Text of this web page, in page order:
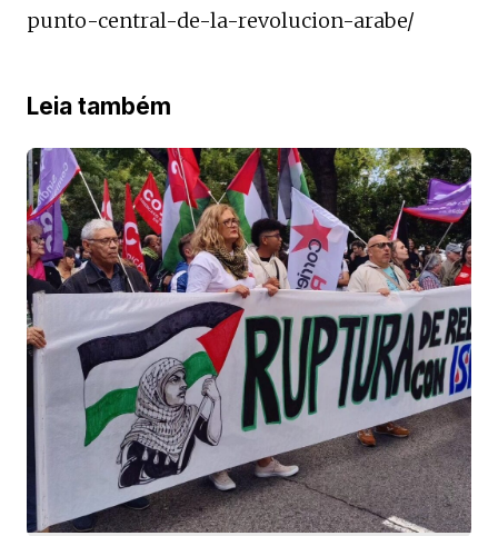
punto-central-de-la-revolucion-arabe/
Leia também